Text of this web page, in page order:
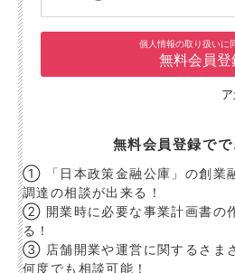
個人情報の取り扱いに
無料会員登
無料会員登録でで
① 「日本政策金融公庫」の創業
調達の相談が出来る！
② 開業時に必要な事業計画書の
る！
③ 店舗開業や運営に関するさま
何度でも相談可能！